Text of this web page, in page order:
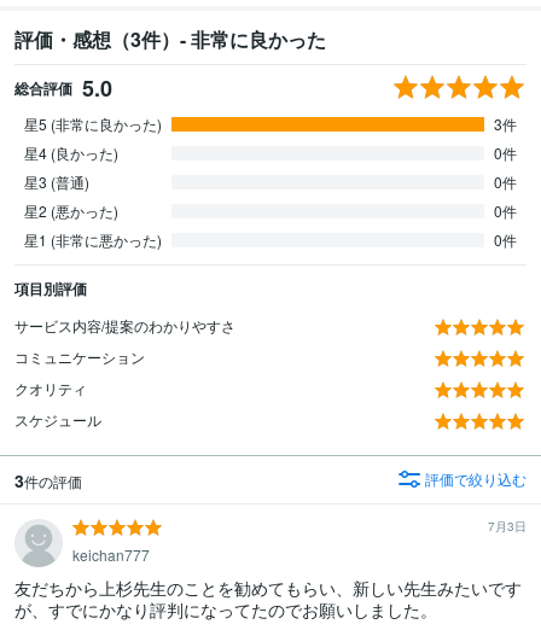
評価・感想（3件）- 非常に良かった
総合評価 5.0
星5 (非常に良かった)
3件
星4 (良かった)
0件
星3 (普通)
0件
星2 (悪かった)
0件
星1 (非常に悪かった)
0件
項目別評価
サービス内容/提案のわかりやすさ
コミュニケーション
クオリティ
スケジュール
3件の評価 評価で絞り込む
7月3日
keichan777
友だちから上杉先生のことを勧めてもらい、新しい先生みたいです
が、すでにかなり評判になってたのでお願いしました。